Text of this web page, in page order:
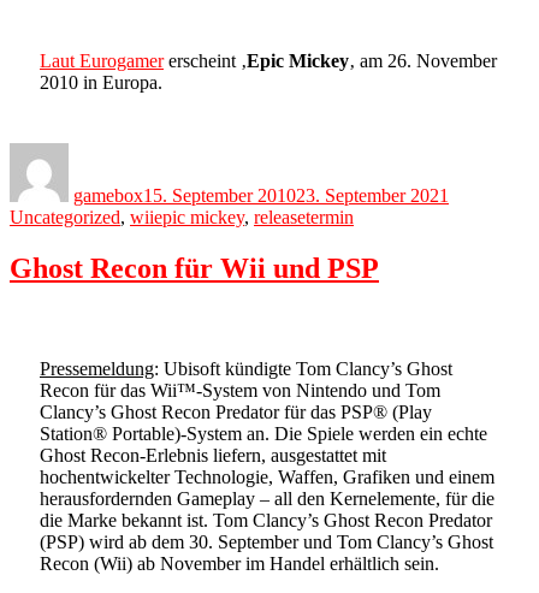
Laut Eurogamererscheint ‚Epic Mickey‚ am 26. November
2010 in Europa.
gamebox15. September 201023. September 2021
Uncategorized, wiiTags
epic mickey, releasetermin
Ghost Recon für Wii und PSP
Pressemeldung: Ubisoft kündigte Tom Clancy’s Ghost
Recon für das Wii™-System von Nintendo und Tom
Clancy’s Ghost Recon Predator für das PSP® (Play
Station® Portable)-System an. Die Spiele werden ein echte
Ghost Recon-Erlebnis liefern, ausgestattet mit
hochentwickelter Technologie, Waffen, Grafiken und einem
herausfordernden Gameplay – all den Kernelemente, für die
die Marke bekannt ist. Tom Clancy’s Ghost Recon Predator
(PSP) wird ab dem 30. September und Tom Clancy’s Ghost
Recon (Wii) ab November im Handel erhältlich sein.